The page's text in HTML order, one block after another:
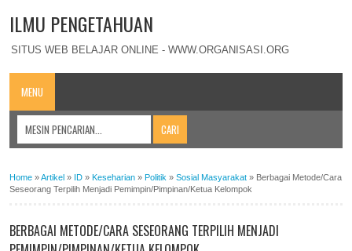
ILMU PENGETAHUAN
SITUS WEB BELAJAR ONLINE - WWW.ORGANISASI.ORG
MENU
Home »Artikel » ID » Keseharian » Politik » Sosial Masyarakat » Berbagai Metode/Cara
Seseorang Terpilih Menjadi Pemimpin/Pimpinan/Ketua Kelompok
BERBAGAI METODE/CARA SESEORANG TERPILIH MENJADI